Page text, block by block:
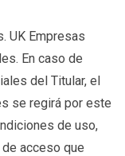
UK Empresas
En caso de
del Titular, el
se regirá por este
de uso,
acceso que